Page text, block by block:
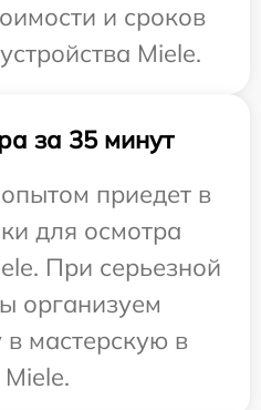
и сроков
Miele.
за 35 минут
приедет в
для осмотра
При серьезной
организуем
в мастерскую в